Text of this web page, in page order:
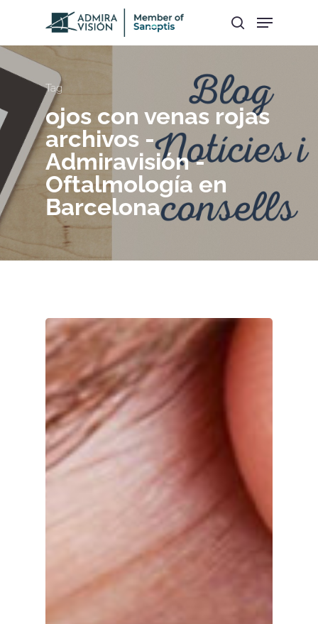
Hit enter to search or ESC to close
Tag
ojos con venas rojas
archivos -
Admiravisión -
Oftalmología en
Barcelona